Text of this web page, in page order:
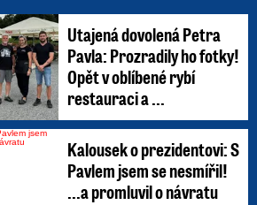
Utajená dovolená Petra
Pavla: Prozradily ho fotky!
Opět v oblíbené rybí
restauraci a ...
Kalousek o prezidentovi: S
Pavlem jsem se nesmířil!
...a promluvil o návratu